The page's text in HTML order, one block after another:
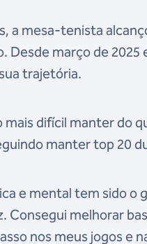
a mesa-tenista
Desde março de
trajetória.
difícil manter do
manter top 20
e mental tem sido o
Consegui melhorar
nos meus jogos e